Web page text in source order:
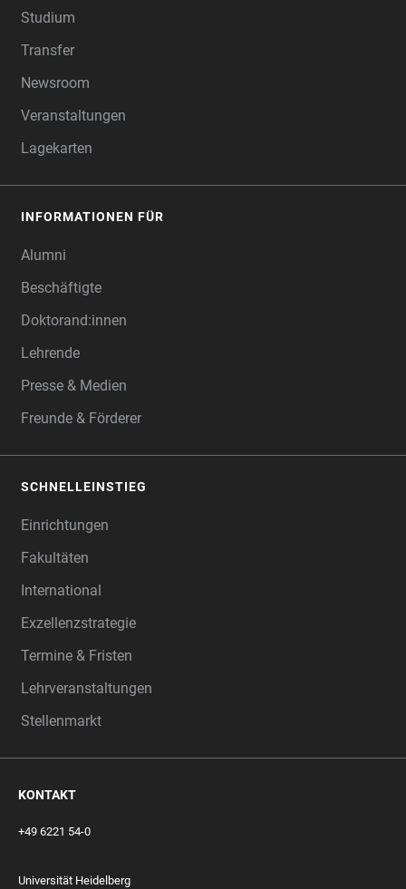
Studium
Transfer
Newsroom
Veranstaltungen
Lagekarten
INFORMATIONEN FÜR
Alumni
Beschäftigte
Doktorand:innen
Lehrende
Presse & Medien
Freunde & Förderer
SCHNELLEINSTIEG
Einrichtungen
Fakultäten
International
Exzellenzstrategie
Termine & Fristen
Lehrveranstaltungen
Stellenmarkt
KONTAKT
+49 6221 54-0
Universität Heidelberg